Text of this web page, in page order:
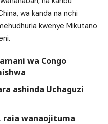
wa kanda na nchi
kwenye Mikutano
wa Congo
ashinda Uchaguzi
raia wanaojituma